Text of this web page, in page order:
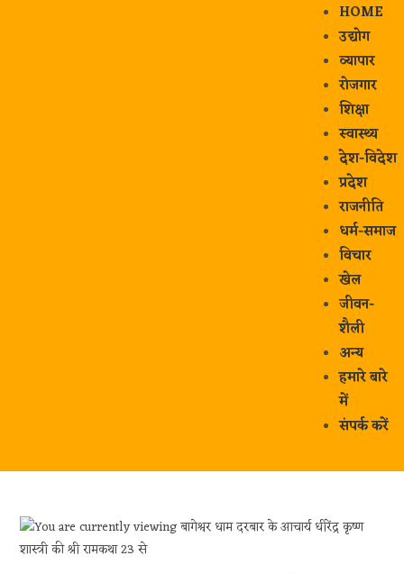
HOME
उद्योग
व्यापार
रोजगार
शिक्षा
स्वास्थ्य
देश-विदेश
प्रदेश
राजनीति
धर्म-समाज
विचार
खेल
जीवन-
शैली
अन्य
हमारे बारे
में
संपर्क करें